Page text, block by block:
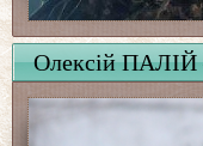
Олексій ПАЛІЙ